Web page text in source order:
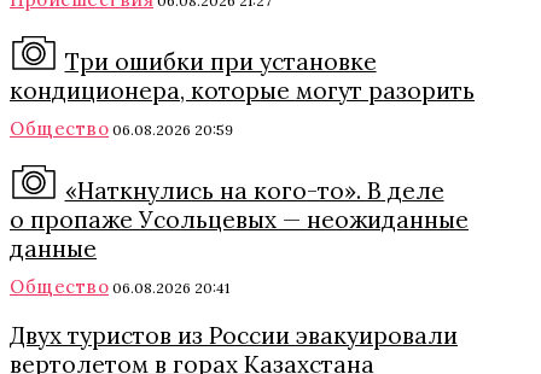
Три ошибки при установке
кондиционера, которые могут разорить
Общество 06.08.2026 20:59
«Наткнулись на кого-то». В деле
о пропаже Усольцевых — неожиданные
данные
Общество 06.08.2026 20:41
Двух туристов из России эвакуировали
вертолетом в горах Казахстана